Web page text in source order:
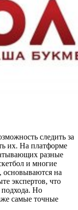
следить за
их. На платформе
разные
и многие
на
экспертов, что
подхода. Но
самые точные